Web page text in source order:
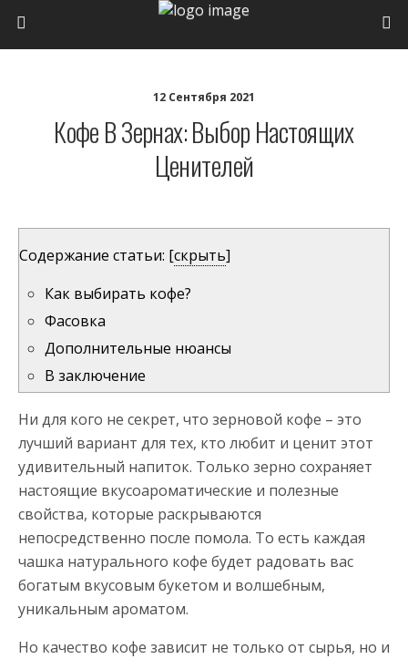
12 Сентября 2021
Кофе В Зернах: Выбор Настоящих
Ценителей
Содержание статьи: [скрыть]
Как выбирать кофе?
Фасовка
Дополнительные нюансы
В заключение
Ни для кого не секрет, что зерновой кофе – это
лучший вариант для тех, кто любит и ценит этот
удивительный напиток. Только зерно сохраняет
настоящие вкусоароматические и полезные
свойства, которые раскрываются
непосредственно после помола. То есть каждая
чашка натурального кофе будет радовать вас
богатым вкусовым букетом и волшебным,
уникальным ароматом.
Но качество кофе зависит не только от сырья, но и